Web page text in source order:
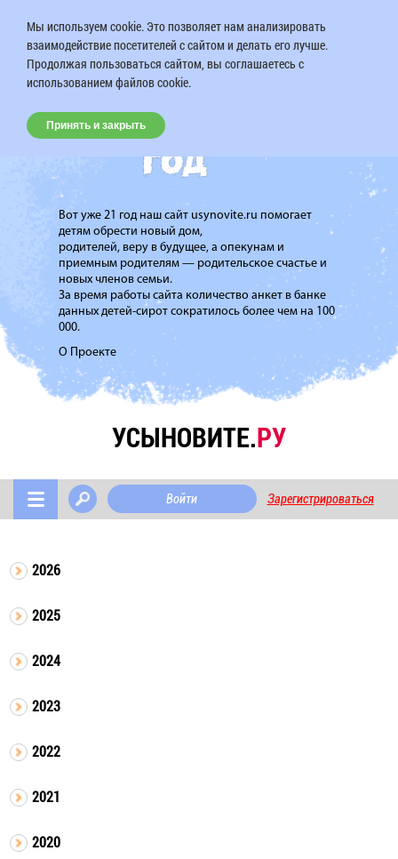
Вот уже 21 год наш сайт usynovite.ru помогает
детям обрести новый дом,
родителей, веру в будущее, а опекунам и
приемным родителям — родительское счастье и
новых членов семьи.
За время работы сайта количество анкет в банке
данных детей-сирот сократилось более чем на 100
000.
О Проекте
УСЫНОВИТЕ.РУ
Войти Зарегистрироваться
2026
2025
2024
2023
2022
2021
2020
Мы используем cookie. Это позволяет нам анализировать
взаимодействие посетителей с сайтом и делать его лучше.
Продолжая пользоваться сайтом, вы соглашаетесь с
использованием файлов cookie.
Принять и закрыть